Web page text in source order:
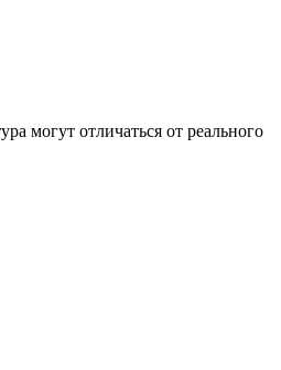
могут отличаться от реального